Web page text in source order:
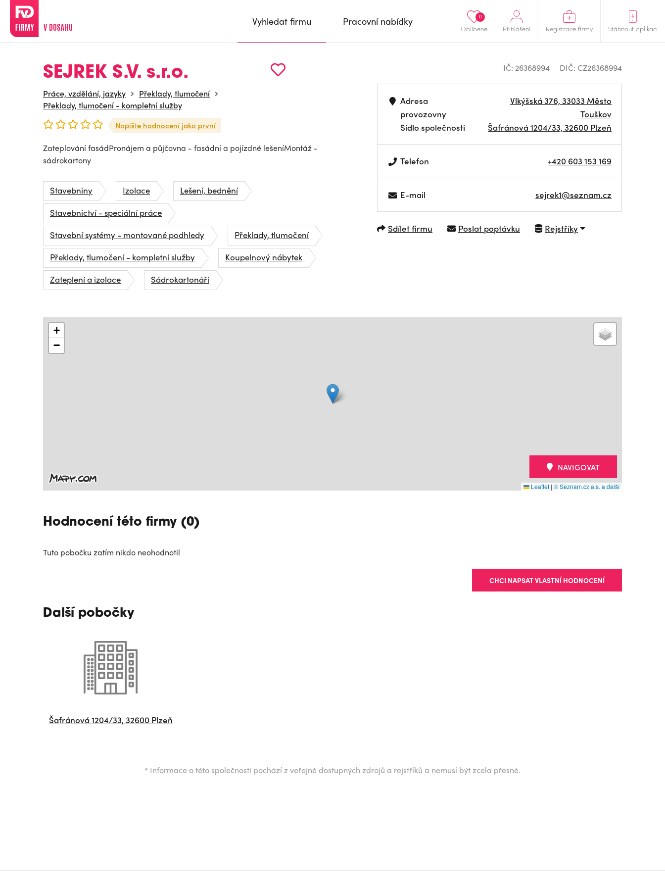
Oblíbené
0
Přihlášení Registrace firmy Stáhnout aplikaci
Vyhledat firmu Pracovní nabídky
SEJREK S.V. s.r.o.
Práce, vzdělání, jazyky
Překlady, tlumočení
Překlady, tlumočení - kompletní služby
Napište hodnocení jako první
Zateplování fasádPronájem a půjčovna - fasádní a pojízdné lešeníMontáž -
sádrokartony
Stavebniny Izolace
Lešení, bednění
Stavebnictví - speciální práce
Stavební systémy - montované podhledy
Překlady, tlumočení
Překlady, tlumočení - kompletní služby
Koupelnový nábytek
Zateplení a izolace
Sádrokartonáři
IČ: 26368994 DIČ: CZ26368994
Adresa
provozovny
Sídlo společnosti
Vlkýšská 376, 33033 Město
Touškov
Šafránová 1204/33, 32600 Plzeň
Telefon +420 603 153 169
E-mail sejrek1@seznam.cz
Sdílet firmu Poslat poptávku Rejstříky
+
−
Leaflet | © Seznam.cz a.s. a další
NAVIGOVAT
Hodnocení této firmy (0)
Tuto pobočku zatím nikdo neohodnotil
CHCI NAPSAT VLASTNÍ HODNOCENÍ
Další pobočky
Šafránová 1204/33, 32600 Plzeň
* Informace o této společnosti pochází z veřejně dostupných zdrojů a rejstříků a nemusí být zcela přesné.